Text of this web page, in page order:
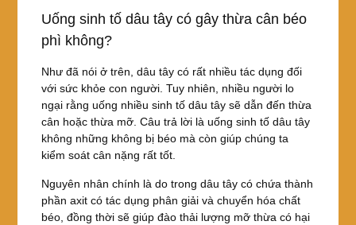
Uống sinh tố dâu tây có gây thừa cân béo
phì không?
Như đã nói ở trên, dâu tây có rất nhiều tác dụng đối
với sức khỏe con người. Tuy nhiên, nhiều người lo
ngại rằng uống nhiều sinh tố dâu tây sẽ dẫn đến thừa
cân hoặc thừa mỡ. Câu trả lời là uống sinh tố dâu tây
không những không bị béo mà còn giúp chúng ta
kiểm soát cân nặng rất tốt.
Nguyên nhân chính là do trong dâu tây có chứa thành
phần axit có tác dụng phân giải và chuyển hóa chất
béo, đồng thời sẽ giúp đào thải lượng mỡ thừa có hại